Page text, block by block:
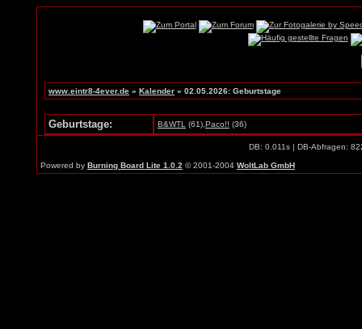
www.eintr8-4ever.de » Kalender » 02.05.2026: Geburtstage
Geburtstage: B&WTL (61), Paco!! (36)
DB: 0.011s | DB-Abfragen:
Powered by Burning Board Lite 1.0.2 © 2001-2004 WoltLab GmbH